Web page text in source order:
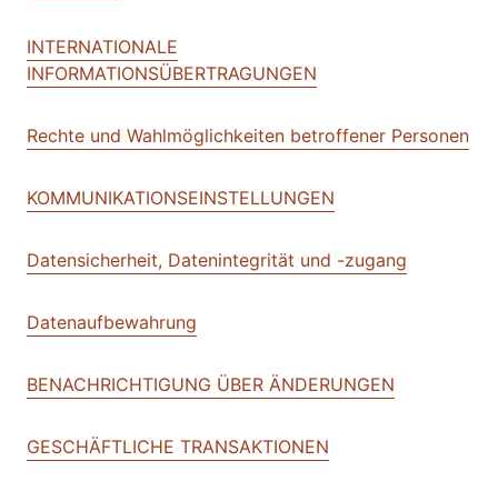
INTERNATIONALE
INFORMATIONSÜBERTRAGUNGEN
Rechte und Wahlmöglichkeiten betroffener Personen
KOMMUNIKATIONSEINSTELLUNGEN
Datensicherheit, Datenintegrität und -zugang
Datenaufbewahrung
BENACHRICHTIGUNG ÜBER ÄNDERUNGEN
GESCHÄFTLICHE TRANSAKTIONEN